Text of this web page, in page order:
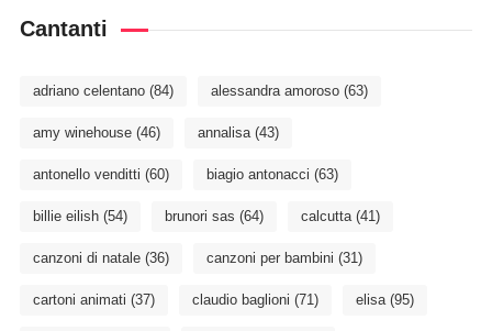
Cantanti
adriano celentano(84) alessandra amoroso(63)
amy winehouse(46) annalisa(43)
antonello venditti (60) biagio antonacci (63)
billie eilish(54) brunori sas (64) calcutta(41)
canzoni di natale(36) canzoni per bambini (31)
cartoni animati (37) claudio baglioni (71) elisa(95)